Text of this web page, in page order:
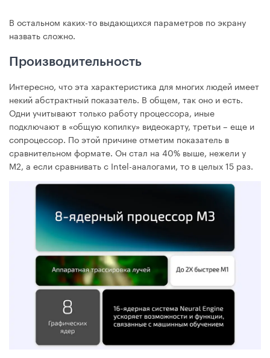
В остальном каких-то выдающихся параметров по экрану
назвать сложно.
Производительность
Интересно, что эта характеристика для многих людей имеет
некий абстрактный показатель. В общем, так оно и есть.
Одни учитывают только работу процессора, иные
подключают в «общую копилку» видеокарту, третьи – еще и
сопроцессор. По этой причине отметим показатель в
сравнительном формате. Он стал на 40% выше, нежели у
M2, а если сравнивать с Intel-аналогами, то в целых 15 раз.